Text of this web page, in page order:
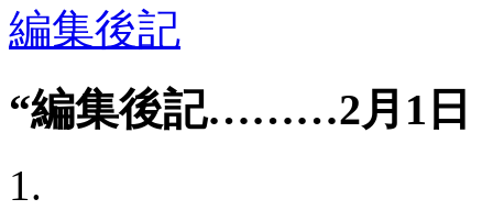
編集後記
“編集後記………2月1日